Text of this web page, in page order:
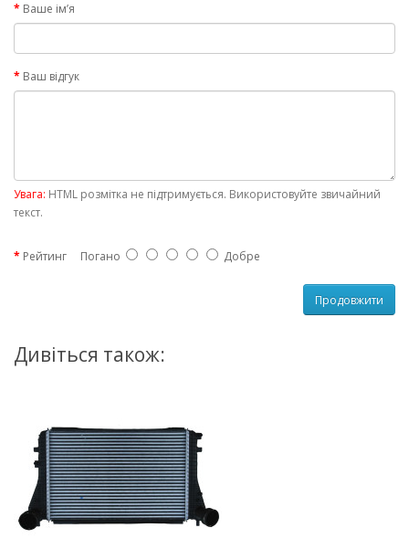
Ваше ім’я
Ваш відгук
Увага: HTML розмітка не підтримується. Використовуйте звичайний
текст.
Рейтинг Погано Добре
Продовжити
Дивіться також: